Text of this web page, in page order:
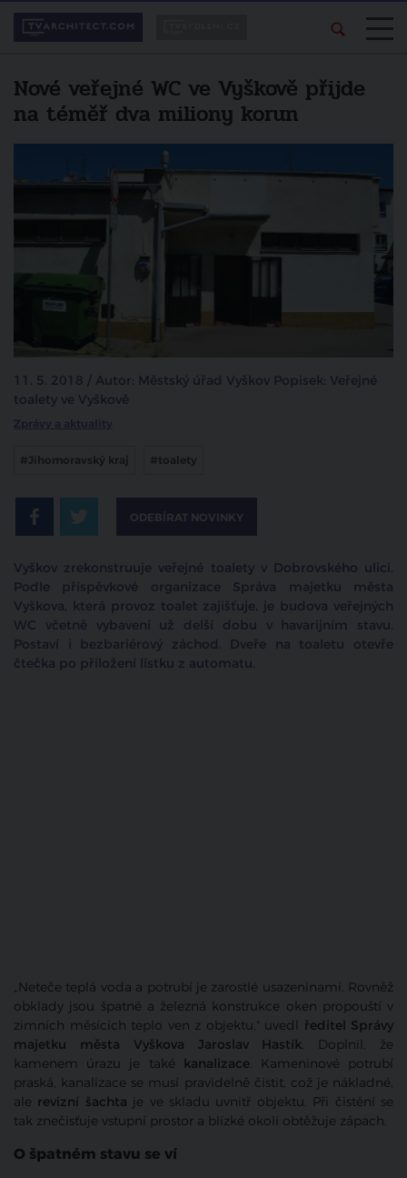
Nové veřejné WC ve Vyškově přijde
na téměř dva miliony korun
11. 5. 2018 / Autor: Městský úřad Vyškov Popisek: Veřejné
toalety ve Vyškově
Zprávy a aktuality
#Jihomoravský kraj #toalety
ODEBÍRAT NOVINKY
Vyškov zrekonstruuje veřejné toalety v Dobrovského ulici.
Podle příspěvkové organizace Správa majetku města
Vyškova, která provoz toalet zajišťuje, je budova veřejných
WC včetně vybavení už delší dobu v havarijním stavu.
Postaví i bezbariérový záchod. Dveře na toaletu otevře
čtečka po přiložení lístku z automatu.
„Neteče teplá voda a potrubí je zarostlé usazeninami. Rovněž
obklady jsou špatné a železná konstrukce oken propouští v
zimních měsících teplo ven z objektu," uvedl ředitel Správy
majetku města Vyškova Jaroslav Hastík. Doplnil, že
kamenem úrazu je také kanalizace. Kameninové potrubí
praská, kanalizace se musí pravidelně čistit, což je nákladné,
ale revizní šachta je ve skladu uvnitř objektu. Při čistění se
tak znečisťuje vstupní prostor a blízké okolí obtěžuje zápach.
O špatném stavu se ví